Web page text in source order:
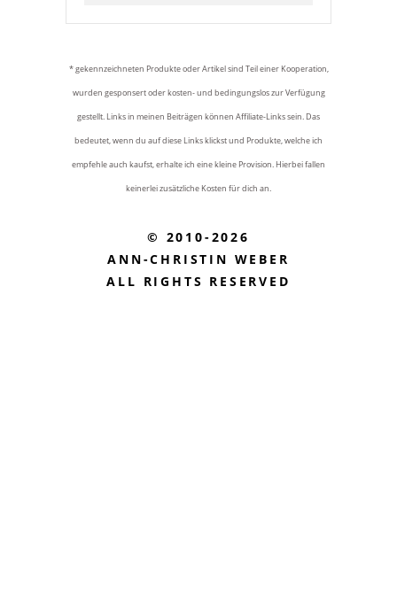
* gekennzeichneten Produkte oder Artikel sind Teil einer Kooperation,
wurden gesponsert oder kosten- und bedingungslos zur Verfügung
gestellt. Links in meinen Beiträgen können Affiliate-Links sein. Das
bedeutet, wenn du auf diese Links klickst und Produkte, welche ich
empfehle auch kaufst, erhalte ich eine kleine Provision. Hierbei fallen
keinerlei zusätzliche Kosten für dich an.
© 2010-2026
ANN-CHRISTIN WEBER
ALL RIGHTS RESERVED